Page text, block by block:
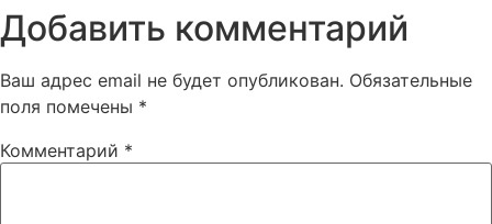
Добавить комментарий
Ваш адрес email не будет опубликован. Обязательные
поля помечены *
Комментарий *